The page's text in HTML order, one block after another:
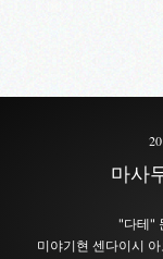
마사
"다테"
미야기현 센다이시